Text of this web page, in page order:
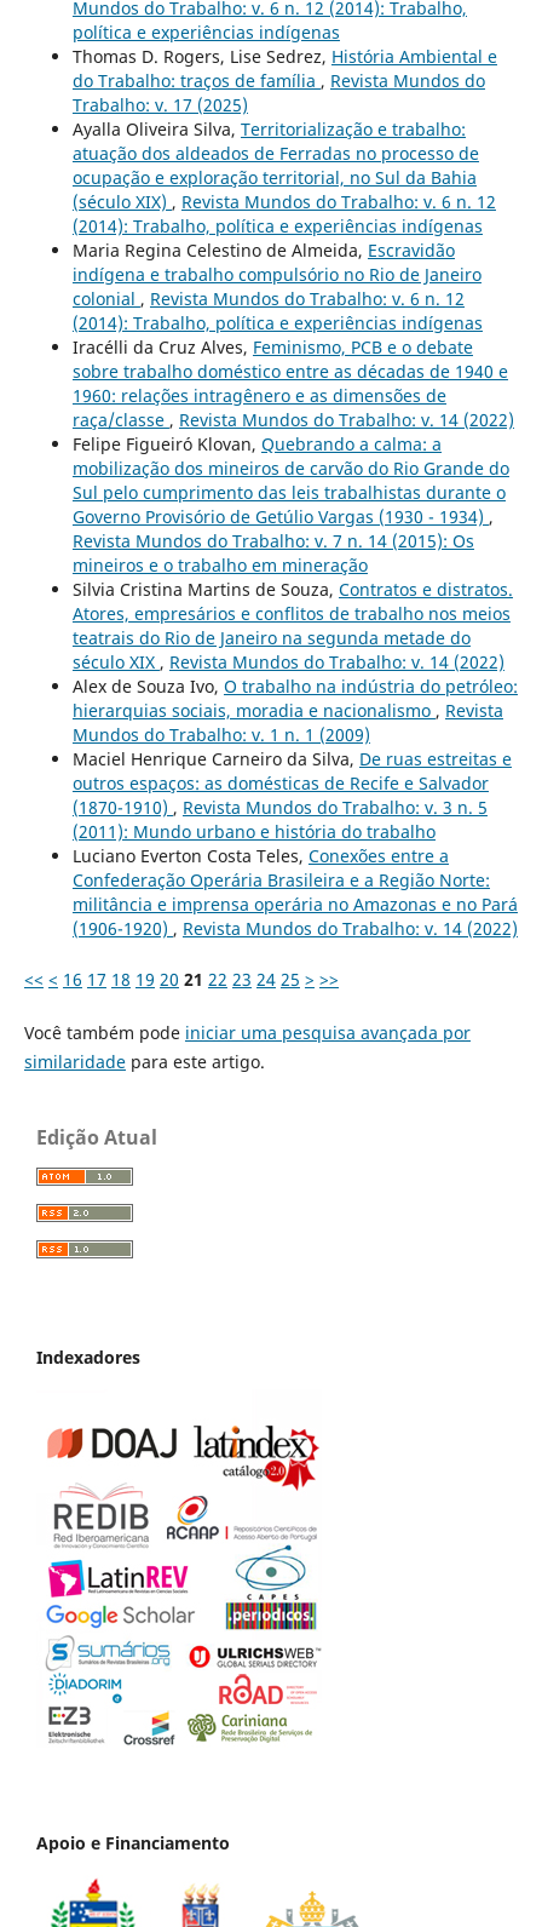
Mundos do Trabalho: v. 6 n. 12 (2014): Trabalho,
política e experiências indígenas
Thomas D. Rogers, Lise Sedrez, História Ambiental e
do Trabalho: traços de família , Revista Mundos do
Trabalho: v. 17 (2025)
Ayalla Oliveira Silva, Territorialização e trabalho:
atuação dos aldeados de Ferradas no processo de
ocupação e exploração territorial, no Sul da Bahia
(século XIX) , Revista Mundos do Trabalho: v. 6 n. 12
(2014): Trabalho, política e experiências indígenas
Maria Regina Celestino de Almeida, Escravidão
indígena e trabalho compulsório no Rio de Janeiro
colonial , Revista Mundos do Trabalho: v. 6 n. 12
(2014): Trabalho, política e experiências indígenas
Iracélli da Cruz Alves, Feminismo, PCB e o debate
sobre trabalho doméstico entre as décadas de 1940 e
1960: relações intragênero e as dimensões de
raça/classe , Revista Mundos do Trabalho: v. 14 (2022)
Felipe Figueiró Klovan, Quebrando a calma: a
mobilização dos mineiros de carvão do Rio Grande do
Sul pelo cumprimento das leis trabalhistas durante o
Governo Provisório de Getúlio Vargas (1930 - 1934) ,
Revista Mundos do Trabalho: v. 7 n. 14 (2015): Os
mineiros e o trabalho em mineração
Silvia Cristina Martins de Souza, Contratos e distratos.
Atores, empresários e conflitos de trabalho nos meios
teatrais do Rio de Janeiro na segunda metade do
século XIX , Revista Mundos do Trabalho: v. 14 (2022)
Alex de Souza Ivo, O trabalho na indústria do petróleo:
hierarquias sociais, moradia e nacionalismo , Revista
Mundos do Trabalho: v. 1 n. 1 (2009)
Maciel Henrique Carneiro da Silva, De ruas estreitas e
outros espaços: as domésticas de Recife e Salvador
(1870-1910) , Revista Mundos do Trabalho: v. 3 n. 5
(2011): Mundo urbano e história do trabalho
Luciano Everton Costa Teles, Conexões entre a
Confederação Operária Brasileira e a Região Norte:
militância e imprensa operária no Amazonas e no Pará
(1906-1920) , Revista Mundos do Trabalho: v. 14 (2022)
<< < 16 17 18 19 20 21 22 23 24 25 > >>
Você também pode iniciar uma pesquisa avançada por
similaridadepara este artigo.
Edição Atual
Indexadores
Apoio e Financiamento